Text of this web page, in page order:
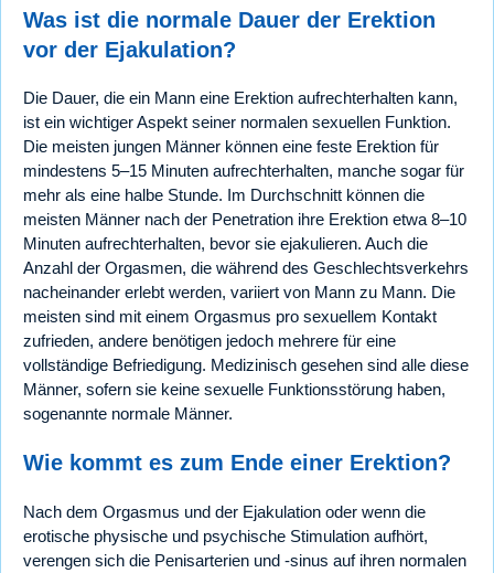
Was ist die normale Dauer der Erektion
vor der Ejakulation?
Die Dauer, die ein Mann eine Erektion aufrechterhalten kann,
ist ein wichtiger Aspekt seiner normalen sexuellen Funktion.
Die meisten jungen Männer können eine feste Erektion für
mindestens 5–15 Minuten aufrechterhalten, manche sogar für
mehr als eine halbe Stunde. Im Durchschnitt können die
meisten Männer nach der Penetration ihre Erektion etwa 8–10
Minuten aufrechterhalten, bevor sie ejakulieren. Auch die
Anzahl der Orgasmen, die während des Geschlechtsverkehrs
nacheinander erlebt werden, variiert von Mann zu Mann. Die
meisten sind mit einem Orgasmus pro sexuellem Kontakt
zufrieden, andere benötigen jedoch mehrere für eine
vollständige Befriedigung. Medizinisch gesehen sind alle diese
Männer, sofern sie keine sexuelle Funktionsstörung haben,
sogenannte normale Männer.
Wie kommt es zum Ende einer Erektion?
Nach dem Orgasmus und der Ejakulation oder wenn die
erotische physische und psychische Stimulation aufhört,
verengen sich die Penisarterien und -sinus auf ihren normalen